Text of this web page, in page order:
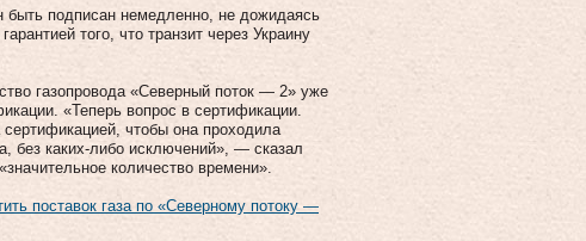
быть подписан немедленно, не дожидаясь
того, что транзит через Украину
газопровода «Северный поток — 2» уже
«Теперь вопрос в сертификации.
чтобы она проходила
без каких-либо исключений», — сказал
количество времени».
поставок газа по «Северному потоку —